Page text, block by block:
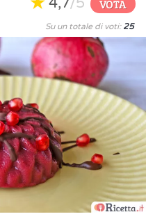
VOTA
Su un totale di voti: 25